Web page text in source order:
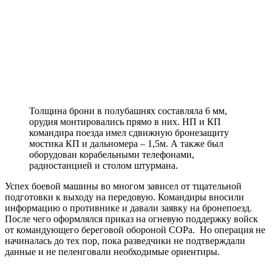
Толщина брони в полубашнях составляла 6 мм,
орудия монтировались прямо в них. НП и КП
командира поезда имел сдвижную бронезащиту
мостика КП и дальномера – 1,5м. А также был
оборудован корабельными телефонами,
радиостанцией и столом штурмана.
Успех боевой машины во многом зависел от тщательной
подготовки к выходу на передовую. Командиры вносили
информацию о противнике и давали заявку на бронепоезд.
После чего оформлялся приказ на огневую поддержку войск
от командующего береговой обороной СОРа. Но операция не
начиналась до тех пор, пока разведчики не подтверждали
данные и не пеленговали необходимые ориентиры.